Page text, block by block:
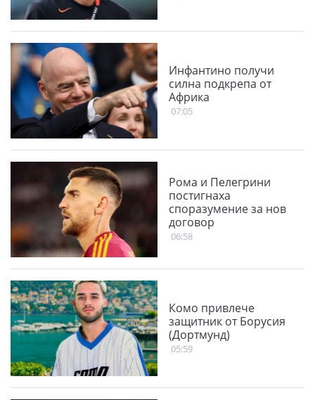
Инфантино получи
силна подкрепа от
Африка
07:05
Рома и Пелегрини
постигнаха
споразумение за нов
договор
06:58
Комо привлече
защитник от Борусия
(Дортмунд)
05:59